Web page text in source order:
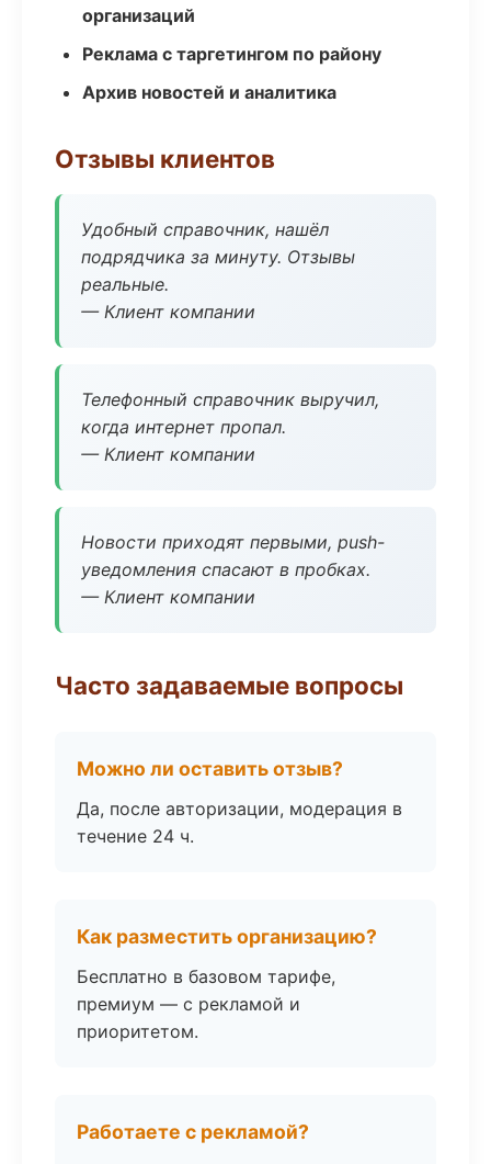
организаций
Реклама с таргетингом по району
Архив новостей и аналитика
Отзывы клиентов
Удобный справочник, нашёл
подрядчика за минуту. Отзывы
реальные.
— Клиент компании
Телефонный справочник выручил,
когда интернет пропал.
— Клиент компании
Новости приходят первыми, push-
уведомления спасают в пробках.
— Клиент компании
Часто задаваемые вопросы
Можно ли оставить отзыв?
Да, после авторизации, модерация в
течение 24 ч.
Как разместить организацию?
Бесплатно в базовом тарифе,
премиум — с рекламой и
приоритетом.
Работаете с рекламой?